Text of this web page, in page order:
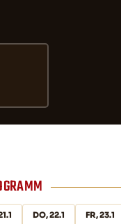
DO, 22.1 FR, 23.1